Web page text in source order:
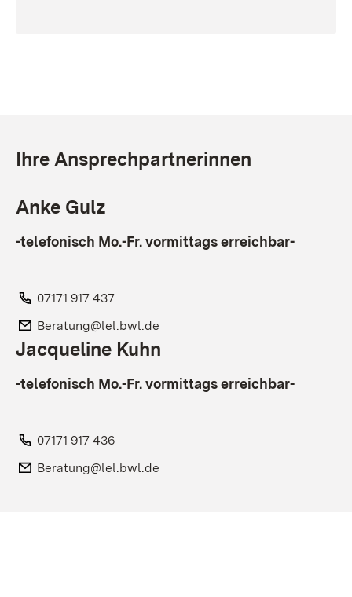
Ihre Ansprechpartnerinnen
Anke Gulz
-telefonisch Mo.-Fr. vormittags erreichbar-
Telefon:
07171 917 437
E-Mail:
Beratung@lel.bwl.de
Jacqueline Kuhn
-telefonisch Mo.-Fr. vormittags erreichbar-
Telefon:
07171 917 436
E-Mail:
Beratung@lel.bwl.de